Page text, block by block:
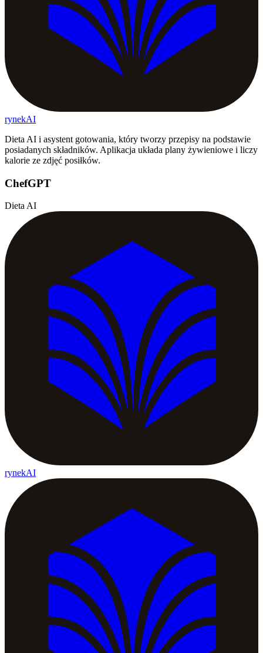
rynekAI
Dieta AI i asystent gotowania, który tworzy przepisy na podstawie
posiadanych składników. Aplikacja układa plany żywieniowe i liczy
kalorie ze zdjęć posiłków.
ChefGPT
Dieta AI
rynekAI